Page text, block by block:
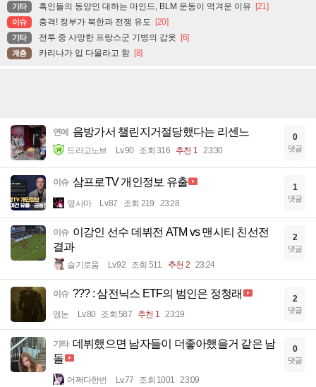
기타 흑인들의 동양인 대하는 마인드, BLM 운동이 역겨운 이유 [21]
이슈 충격! 정부가 북한과 전쟁 유도 [20]
기타 전투 중 사망한 프랑스군 기병의 갑옷 [6]
계층 카리나가 입 다물라고 함 [8]
연예 음방가서 챌린지거절당했다는 리센느
드라고노브 Lv.90 조회 316 추천 1 23:30
0
댓글
이슈 삼프로TV 개인정보 유출
옆사마 Lv.87 조회 219 23:28
1
댓글
이슈 이강인 선수 데뷔전 ATM vs 맨시티 친선전
결과
슬기로움 Lv.92 조회 511 추천 2 23:24
2
댓글
이슈 ??? : 삼전닉스 ETF의 범인은 정청래
멤논 Lv.80 조회 587 추천 1 23:19
2
댓글
기타 데뷔했으면 남자들이 더좋아했을거 같은 남
돌
어쩌다한번 Lv.77 조회 1001 23:09
0
댓글